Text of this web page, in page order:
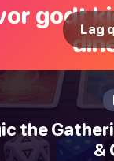
godt
Lag
the
&